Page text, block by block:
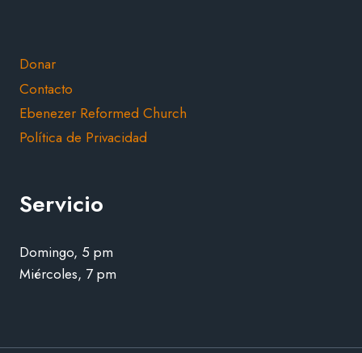
Donar
Contacto
Ebenezer Reformed Church
Política de Privacidad
Servicio
Domingo, 5 pm
Miércoles, 7 pm